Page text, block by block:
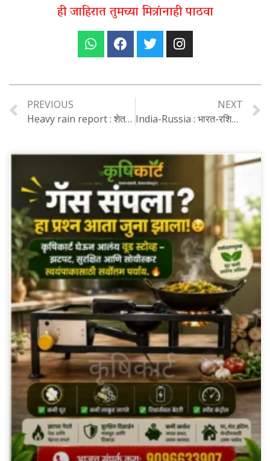
ही जाहिरात तुमच्या मित्रांनाही पाठवा
PREVIOUS
Heavy rain report : शेतकऱ्यांना दिवाळीपूर्वी मदत मिळणार का? अतिवृष्टी अहवाल ‘या’ विभागाकडे दिल्यानंतरच होणार निर्णय…
NEXT
India-Russia : भारत-रशिया व्यापारात वाढ निर्यातदारांना दिलासा..